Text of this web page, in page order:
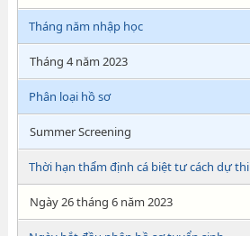
Tháng năm nhập học
Tháng 4 năm 2023
Phân loại hồ sơ
Summer Screening
Thời hạn thẩm định cá biệt tư cách dự thi
Ngày 26 tháng 6 năm 2023